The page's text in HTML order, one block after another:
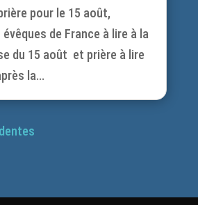
pour le 15 août,
de France à lire à la
du 15 août et prière à lire
la...